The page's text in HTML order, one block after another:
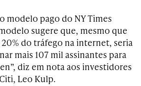
modelo pago do NY Times
sugere que, mesmo que
20% do tráfego na internet, seria
mais 107 mil assinantes para
diz em nota aos investidores
Leo Kulp.